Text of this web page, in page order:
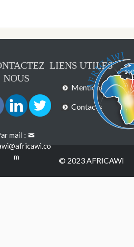
NOUS
mail :
m
LIENS UTILES
Mentions légales
Contacts
© 2023 AFRICAWI